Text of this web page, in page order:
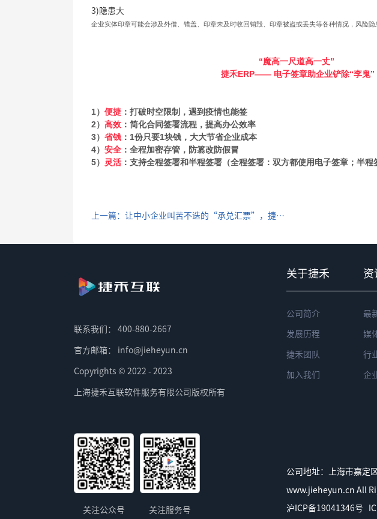
3)隐患大
企业实体印章可能会涉及外借、错盖、印章未及时收回销毁、印章被盗或丢失等各种情况，风险隐
“魔高一尺道高一丈”
捷禾ERP—— 电子签章助企业铲除“李鬼”
1） 便捷 ：打破时空限制，遇到疫情也能签
2） 高效 ：简化合同签署流程，提高办公效率
3） 省钱 ：1份只要1块钱，大大节省企业成本
4） 安全 ：全程加密存管，防篡改防假冒
5） 灵活 ：支持全程签署和半程签署（全程签署：双方都使用电子签章；半程
上一篇：让中小企业叫苦不迭的“承兑汇票”，捷禾ERP帮您管理！
联系我们： 400-880-2667
官方邮箱： info@jieheyun.cn
Copyrights © 2022 - 2023
上海捷禾互联软件服务有限公司版权所有
关注公众号 关注服务号
关于捷禾
公司简介
发展历程
捷禾团队
加入我们
资
最
媒
行
企
公司地址：上海市嘉定
www.jieheyun.cn All
沪ICP备19041346号